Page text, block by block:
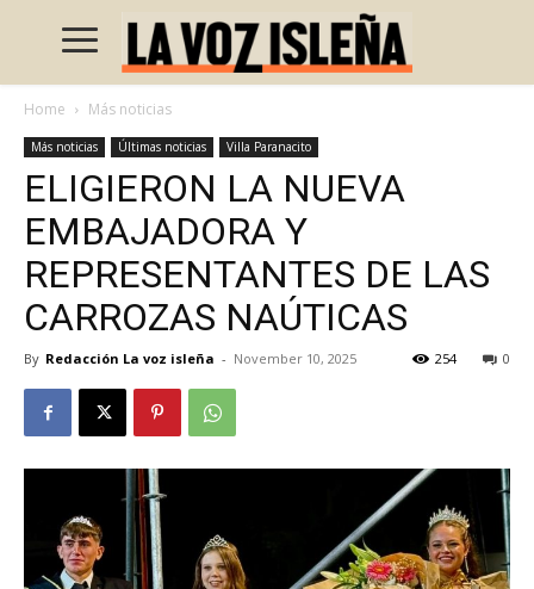
Home Más noticias
Más noticias Últimas noticias Villa Paranacito
ELIGIERON LA NUEVA
EMBAJADORA Y
REPRESENTANTES DE LAS
CARROZAS NAÚTICAS
By Redacción La voz isleña - November 10, 2025 0
254